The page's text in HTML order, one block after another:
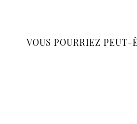
VOUS POURRIEZ PEUT-